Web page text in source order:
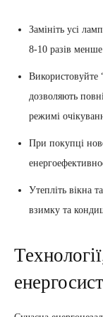
Замініть усі
8-10 разів
Використовуйте
дозволяють
режимі
При покупці
Утепліть вікна
взимку та